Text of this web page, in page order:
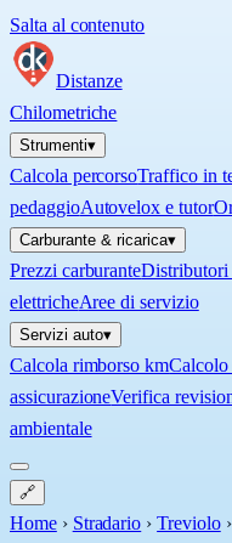
Salta al contenuto
Distanze
Chilometriche
Strumenti▾
Calcola percorsoTraffico in
pedaggioAutovelox e tutor
Carburante & ricarica▾
Prezzi carburanteDistributori
elettricheAree di servizio
Servizi auto▾
Calcola rimborso km
assicurazioneVerifica
ambientale
🔗
Home › Stradario › Treviolo ›